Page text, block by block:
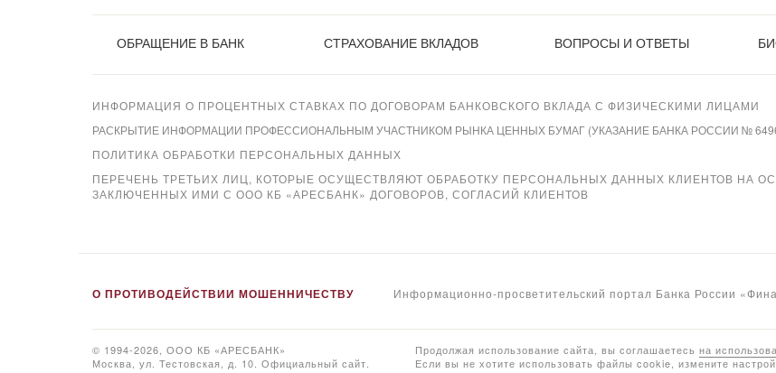
ОБРАЩЕНИЕ В БАНК СТРАХОВАНИЕ ВКЛАДОВ ВОПРОСЫ И ОТВЕТЫ
ИНФОРМАЦИЯ О ПРОЦЕНТНЫХ СТАВКАХ ПО ДОГОВОРАМ БАНКОВСКОГО ВКЛАДА С ФИЗИЧЕСКИМИ ЛИЦАМИ
РАСКРЫТИЕ ИНФОРМАЦИИ ПРОФЕССИОНАЛЬНЫМ УЧАСТНИКОМ РЫНКА ЦЕННЫХ БУМАГ (УКАЗАНИЕ БАНКА РОССИИ №
ПОЛИТИКА ОБРАБОТКИ ПЕРСОНАЛЬНЫХ ДАННЫХ
ПЕРЕЧЕНЬ ТРЕТЬИХ ЛИЦ, КОТОРЫЕ ОСУЩЕСТВЛЯЮТ ОБРАБОТКУ ПЕРСОНАЛЬНЫХ ДАННЫХ КЛИЕНТОВ НА
ЗАКЛЮЧЕННЫХ ИМИ С ООО КБ «АРЕСБАНК» ДОГОВОРОВ, СОГЛАСИЙ КЛИЕНТОВ
О ПРОТИВОДЕЙСТВИИ МОШЕННИЧЕСТВУ Информационно-просветительский портал Банка России
© 1994-2026, ООО КБ «АРЕСБАНК»
Москва, ул. Тестовская, д. 10. Официальный сайт.
Продолжая использование сайта, вы соглашаетесь на
Если вы не хотите использовать файлы cookie, измените